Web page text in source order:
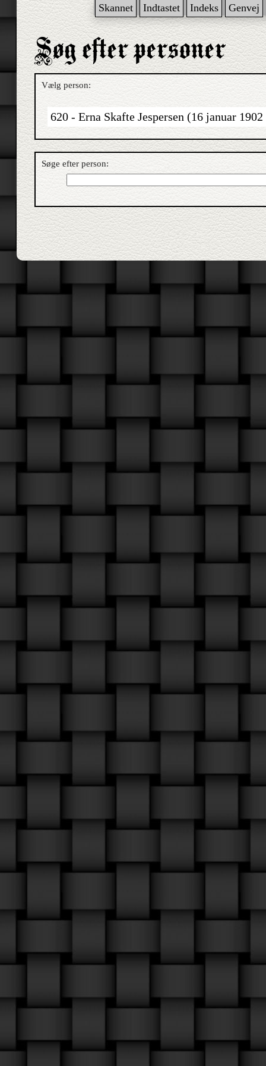
Skannet Indtastet Indeks Genvej
Vælg person:
620 - Erna Skafte Jespersen (16 januar
Søge efter person: